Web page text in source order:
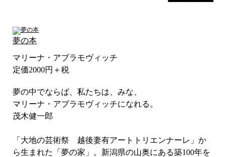
夢の本
マリーナ・アブラモヴィッチ
定価2000円＋税
夢の中でならば、私たちは、みな、
マリーナ・アブラモヴィッチになれる。
茂木健一郎
「大地の芸術祭 越後妻有アートトリエンナーレ」か
ら生まれた「夢の家」。新潟県の山奥にある築100年を